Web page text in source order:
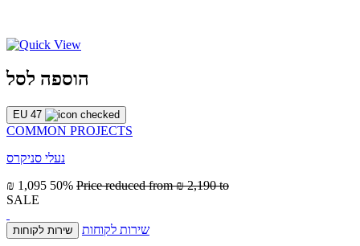
הוספה לסל
EU 47
COMMON PROJECTS
נעלי סניקרס
₪ 1,095 50% Price reduced from₪ 2,190 to
SALE
שירות לקוחות שירות לקוחות